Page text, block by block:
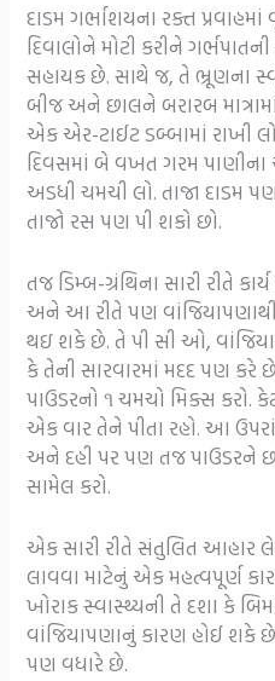
દાડમ ગર્ભાશયના રક્ત
દિવાલોને મોટી કરીને
સહાયક છે. સાથે જ, તે ભ્રૂણના
બીજ અને છાલને બરારબ
એક એર-ટાઈટ ડબ્બામાં રાખી
દિવસમાં બે વખત ગરમ
અડધી ચમચી લો. તાજા દાડમ
તાજો રસ પણ પી શકો છો.
તજ ડિમ્બ-ગ્રંથિના સારી રીતે
અને આ રીતે પણ વાંજિયાપણાથી
થઇ શકે છે. તે પી સી ઓ,
કે તેની સારવારમાં મદદ પણ
પાઉડરનો ૧ ચમચો મિક્સ કરો.
એક વાર તેને પીતા રહો. આ
અને દહી પર પણ તજ પાઉડરને
સામેલ કરો.
એક સારી રીતે સંતુલિત આહાર
લાવવા માટેનું એક મહત્વપૂર્ણ
ખોરાક સ્વાસ્થ્યની તે દશા કે
વાંજિયાપણાનું કારણ હોઈ શકે
પણ વધારે છે.